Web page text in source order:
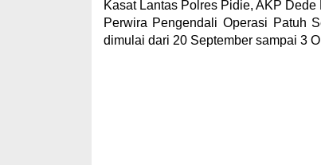
Kasat Lantas Polres Pidie, AKP
Perwira Pengendali Operasi Patuh
dimulai dari 20 September sampai 3